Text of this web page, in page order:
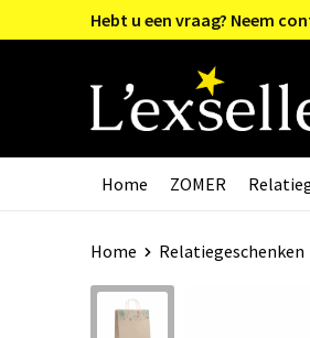
Hebt u een vraag? Neem
Home ZOMER
Home Relatiegeschenken